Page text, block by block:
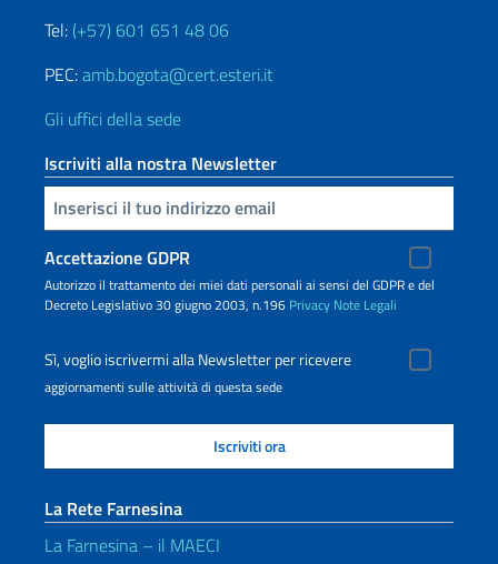
Tel: (+57) 601 651 48 06
PEC:amb.bogota@cert.esteri.it
Gli uffici della sede
Iscriviti alla nostra Newsletter
Inserisci la tua email
Accettazione GDPR
Autorizzo il trattamento dei miei dati personali ai sensi del GDPR e del
Decreto Legislativo 30 giugno 2003, n.196 Privacy Note Legali
Sì, voglio iscrivermi alla Newsletter per ricevere
aggiornamenti sulle attività di questa sede
La Rete Farnesina
La Farnesina – il MAECI